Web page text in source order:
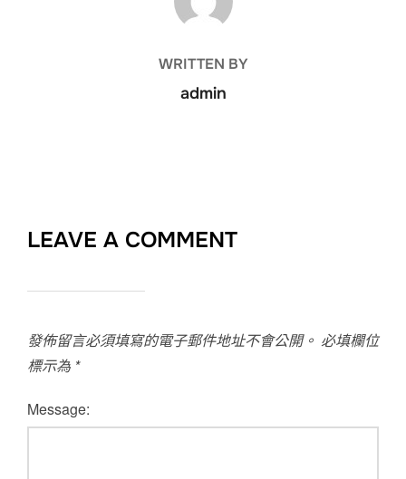
WRITTEN BY
admin
LEAVE A COMMENT
發佈留言必須填寫的電子郵件地址不會公開。 必填欄位
標示為 *
Message: